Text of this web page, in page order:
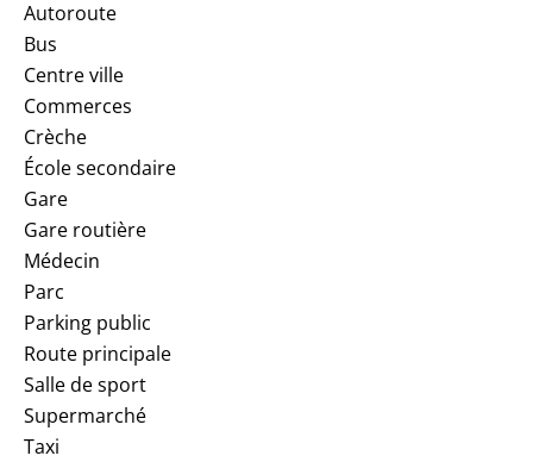
Autoroute
Bus
Centre ville
Commerces
Crèche
École secondaire
Gare
Gare routière
Médecin
Parc
Parking public
Route principale
Salle de sport
Supermarché
Taxi